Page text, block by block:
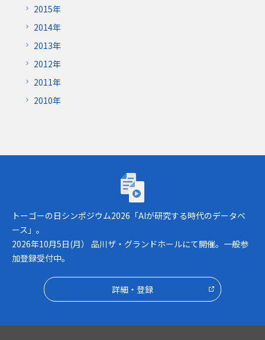
2015年
2014年
2013年
2012年
2011年
2010年
トーゴーの日シンポジウム2026「AIが研究
トーゴーの日シンポジウム2026「AIが研究する時代のデータベ
ース」。
2026年10月5日(月） 品川ザ・グランドホールにて開催。一般参
加登録受付中。
詳細・登録